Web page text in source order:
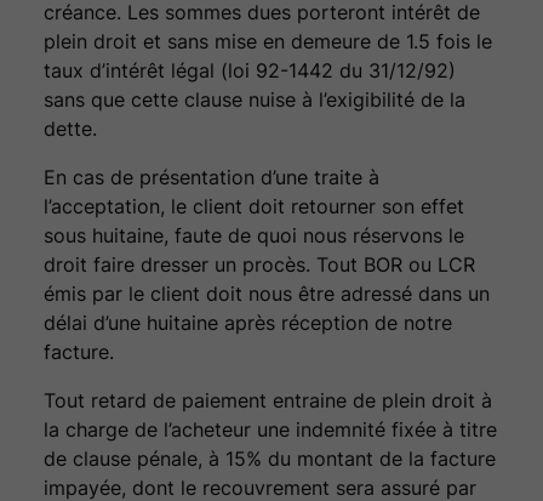
créance. Les sommes dues porteront intérêt de
plein droit et sans mise en demeure de 1.5 fois le
taux d’intérêt légal (loi 92-1442 du 31/12/92)
sans que cette clause nuise à l’exigibilité de la
dette.
En cas de présentation d’une traite à
l’acceptation, le client doit retourner son effet
sous huitaine, faute de quoi nous réservons le
droit faire dresser un procès. Tout BOR ou LCR
émis par le client doit nous être adressé dans un
délai d’une huitaine après réception de notre
facture.
Tout retard de paiement entraine de plein droit à
la charge de l’acheteur une indemnité fixée à titre
de clause pénale, à 15% du montant de la facture
impayée, dont le recouvrement sera assuré par